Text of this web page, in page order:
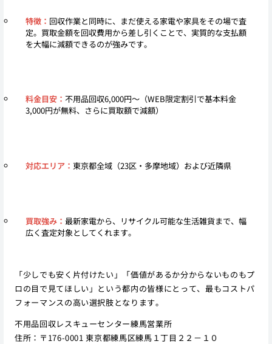
特徴： 回収作業と同時に、まだ使える家電や家具をその場で査
定。買取金額を回収費用から差し引くことで、実質的な支払額
を大幅に減額できるのが強みです。
料金目安： 不用品回収6,000円〜（WEB限定割引で基本料金
3,000円が無料、さらに買取額で減額）
対応エリア： 東京都全域（23区・多摩地域）および近隣県
買取強み： 最新家電から、リサイクル可能な生活雑貨まで、幅
広く査定対象としてくれます。
「少しでも安く片付けたい」「価値があるか分からないものもプ
ロの目で見てほしい」という都内の皆様にとって、最もコストパ
フォーマンスの高い選択肢となります。
不用品回収レスキューセンター練馬営業所
住所：〒176-0001 東京都練馬区練馬１丁目２２－１０